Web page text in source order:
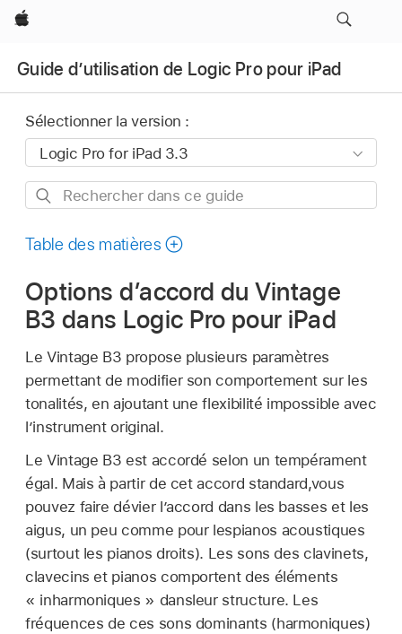
Apple
Guide d’utilisation de Logic Pro pour iPad
Sélectionner la version :
Rechercher
ce
Table des matières
Options d’accord du Vintage
B3 dans Logic Pro pour iPad
Le Vintage B3 propose plusieurs paramètres
permettant de modifier son comportement sur les
tonalités, en ajoutant une flexibilité impossible avec
l’instrument original.
Le Vintage B3 est accordé selon un tempérament
égal. Mais à partir de cet accord standard,vous
pouvez faire dévier l’accord dans les basses et les
aigus, un peu comme pour lespianos acoustiques
(surtout les pianos droits). Les sons des clavinets,
clavecins et pianos comportent des éléments
« inharmoniques » dansleur structure. Les
fréquences de ces sons dominants (harmoniques)